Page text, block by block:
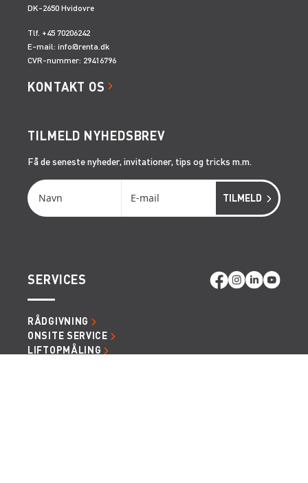
DK-2650 Hvidovre
Tlf. +45 70206242
E-mail: info@renta.dk
CVR-nummer: 29416796
KONTAKT OS
TILMELD NYHEDSBREV
Få de seneste nyheder, invitationer, tips og tricks m.m.
SERVICES
RÅDGIVNING
ONSITE SERVICE
LIFTOPMÅLING